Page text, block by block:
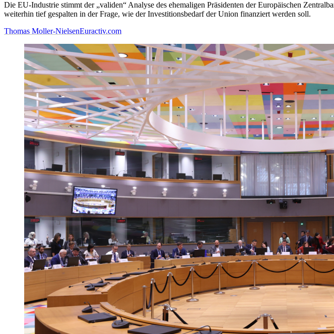
Die EU-Industrie stimmt der „validen“ Analyse des ehemaligen Präsidenten der Europäischen
weiterhin tief gespalten in der Frage, wie der Investitionsbedarf der Union finanziert werden soll.
Thomas Moller-NielsenEuractiv.com